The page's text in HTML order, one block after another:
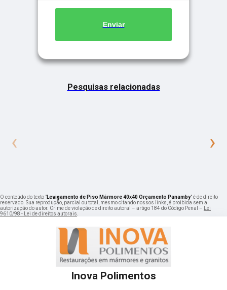
Enviar
Pesquisas relacionadas
‹ ›
O conteúdo do texto "Levigamento de Piso Mármore 40x40 Orçamento Panamby" é de direito
reservado. Sua reprodução, parcial ou total, mesmo citando nossos links, é proibida sem a
autorização do autor. Crime de violação de direito autoral – artigo 184 do Código Penal –
Lei
9610/98 - Lei de direitos autorais
Inova Polimentos